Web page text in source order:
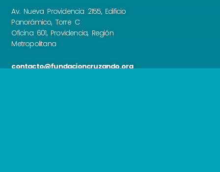
Av. Nueva Providencia 2155, Edificio
Panorámico, Torre C
Oficina 601, Providencia, Región
Metropolitana
contacto@fundacioncruzando.org